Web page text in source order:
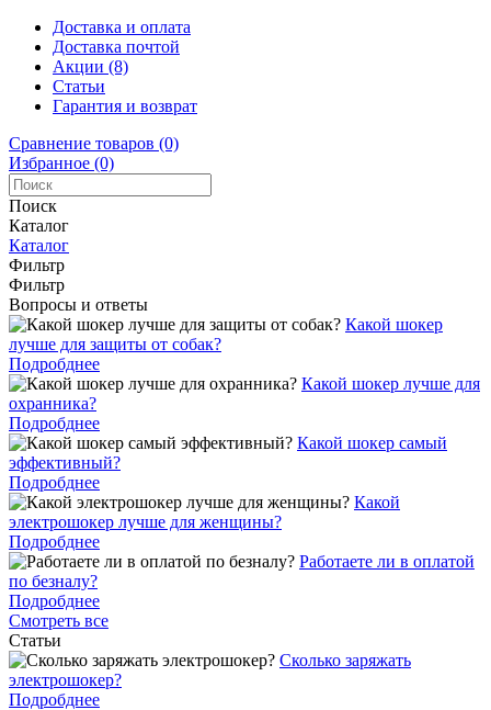
Доставка и оплата
Доставка почтой
Акции (8)
Статьи
Гарантия и возврат
Сравнение товаров (0)
Избранное (0)
Поиск
Каталог
Каталог
Фильтр
Фильтр
Вопросы и ответы
Какой шокер
лучше для защиты от собак?
Подробднее
Какой шокер лучше для
охранника?
Подробднее
Какой шокер самый
эффективный?
Подробднее
Какой
электрошокер лучше для женщины?
Подробднее
Работаете ли в оплатой
по безналу?
Подробднее
Смотреть все
Статьи
Cколько заряжать
электрошокер?
Подробднее